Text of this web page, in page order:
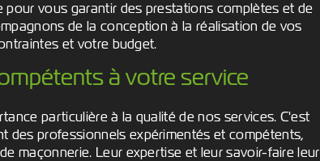
vous garantir des prestations complètes et de
de la conception à la réalisation de vos
et votre budget.
à votre service
particulière à la qualité de nos services. C'est
des professionnels expérimentés et compétents,
maçonnerie. Leur expertise et leur savoir-faire leur